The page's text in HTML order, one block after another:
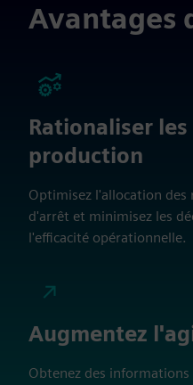
Avantages
Rationaliser
production
Optimisez l'allocation des
d'arrêt et minimisez les
l'efficacité opérationnelle.
Augmentez
Obtenez des